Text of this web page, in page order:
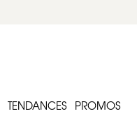
TENDANCES PROMOS